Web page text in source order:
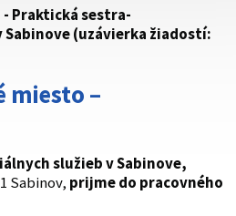
Praktická sestra-
Sabinove (uzávierka žiadostí:
miesto –
služieb v Sabinove,
Sabinov, prijme do pracovného